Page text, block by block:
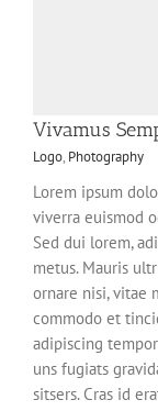
Vivamus
Logo, Photography
Lorem ipsum
viverra euismod
Sed dui lorem,
metus. Mauris
ornare nisi, vitae
commodo et
adipiscing
uns fugiats
sitsers. Cras id